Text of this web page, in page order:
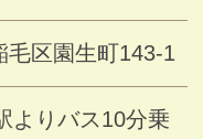
毛区園生町143-1
よりバス10分乗